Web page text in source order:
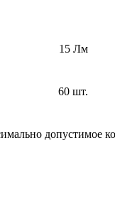
15 Лм
60 шт.
допустимое